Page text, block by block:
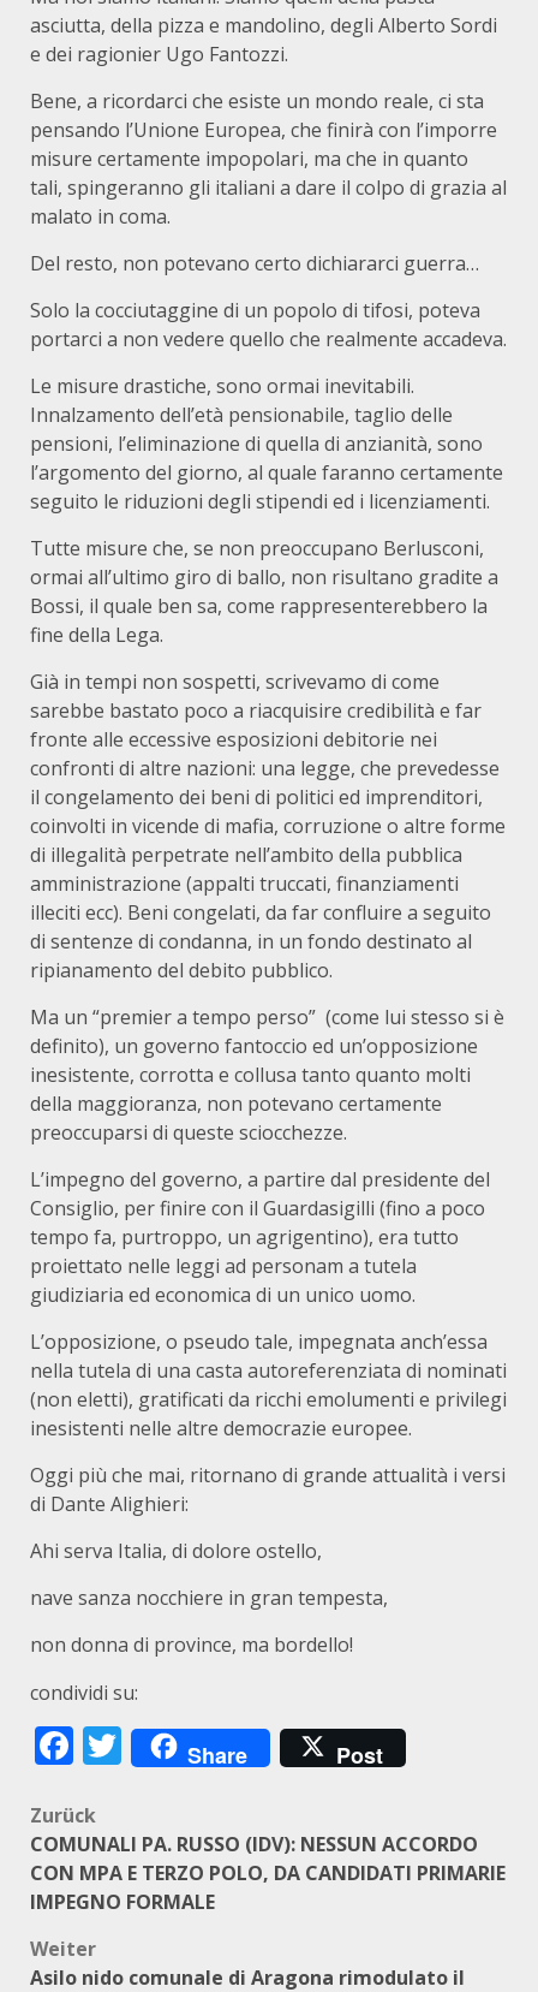
asciutta, della pizza e mandolino, degli Alberto Sordi
e dei ragionier Ugo Fantozzi.
Bene, a ricordarci che esiste un mondo reale, ci sta
pensando l’Unione Europea, che finirà con l’imporre
misure certamente impopolari, ma che in quanto
tali, spingeranno gli italiani a dare il colpo di grazia al
malato in coma.
Del resto, non potevano certo dichiararci guerra…
Solo la cocciutaggine di un popolo di tifosi, poteva
portarci a non vedere quello che realmente accadeva.
Le misure drastiche, sono ormai inevitabili.
Innalzamento dell’età pensionabile, taglio delle
pensioni, l’eliminazione di quella di anzianità, sono
l’argomento del giorno, al quale faranno certamente
seguito le riduzioni degli stipendi ed i licenziamenti.
Tutte misure che, se non preoccupano Berlusconi,
ormai all’ultimo giro di ballo, non risultano gradite a
Bossi, il quale ben sa, come rappresenterebbero la
fine della Lega.
Già in tempi non sospetti, scrivevamo di come
sarebbe bastato poco a riacquisire credibilità e far
fronte alle eccessive esposizioni debitorie nei
confronti di altre nazioni: una legge, che prevedesse
il congelamento dei beni di politici ed imprenditori,
coinvolti in vicende di mafia, corruzione o altre forme
di illegalità perpetrate nell’ambito della pubblica
amministrazione (appalti truccati, finanziamenti
illeciti ecc). Beni congelati, da far confluire a seguito
di sentenze di condanna, in un fondo destinato al
ripianamento del debito pubblico.
Ma un “premier a tempo perso” (come lui stesso si è
definito), un governo fantoccio ed un’opposizione
inesistente, corrotta e collusa tanto quanto molti
della maggioranza, non potevano certamente
preoccuparsi di queste sciocchezze.
L’impegno del governo, a partire dal presidente del
Consiglio, per finire con il Guardasigilli (fino a poco
tempo fa, purtroppo, un agrigentino), era tutto
proiettato nelle leggi ad personam a tutela
giudiziaria ed economica di un unico uomo.
L’opposizione, o pseudo tale, impegnata anch’essa
nella tutela di una casta autoreferenziata di nominati
(non eletti), gratificati da ricchi emolumenti e privilegi
inesistenti nelle altre democrazie europee.
Oggi più che mai, ritornano di grande attualità i versi
di Dante Alighieri:
Ahi serva Italia, di dolore ostello,
nave sanza nocchiere in gran tempesta,
non donna di province, ma bordello!
condividi su:
Facebook
Twitter
Share Post
Beitragsnavigation
Zurück
COMUNALI PA. RUSSO (IDV): NESSUN ACCORDO
CON MPA E TERZO POLO, DA CANDIDATI PRIMARIE
IMPEGNO FORMALE
Weiter
Asilo nido comunale di Aragona rimodulato il